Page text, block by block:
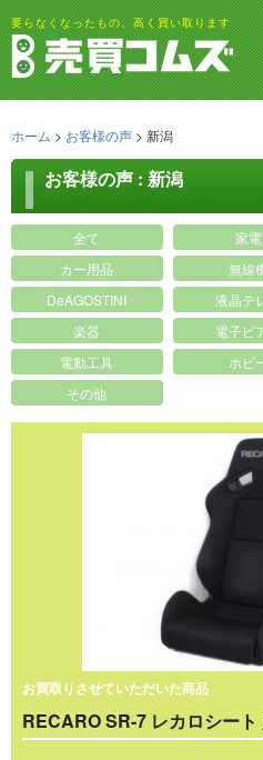
要らなくなったもの、高く買い取ります
ホーム > お客様の声 > 新潟
お客様の声 : 新潟
全て 家電
カー用品
無線
DeAGOSTINI
液晶テ
楽器
電子ピ
電動工具
ホビ
その他
お買取りさせていただいた商品
RECARO SR-7 レカロシー